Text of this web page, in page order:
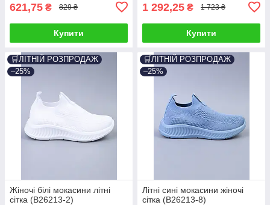
621,75 ₴ 829 ₴
Купити
1 292,25 ₴ 1 723 ₴
Купити
🛒ЛІТНІЙ РОЗПРОДАЖ
–25%
Жіночі білі мокасини літні
сітка (B26213-2)
🛒ЛІТНІЙ РОЗПРОДАЖ
–25%
Літні сині мокасини жіночі
сітка (B26213-8)